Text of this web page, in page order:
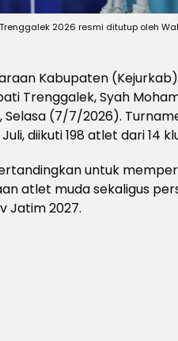
2026 resmi ditutup oleh
Kabupaten
Trenggalek, Syah
Selasa (7/7/2026).
diikuti 198 atlet dari 14
untuk
atlet muda sekaligus
Jatim 2027.